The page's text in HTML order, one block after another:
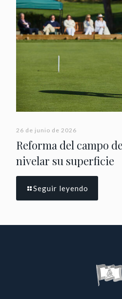
26 de junio de 2026
Reforma del campo
nivelar su superficie
Seguir leyendo